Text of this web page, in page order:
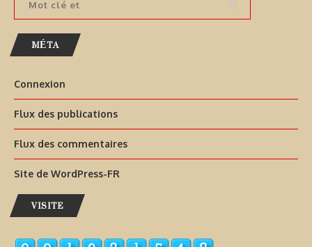
MÉTA
Connexion
Flux des publications
Flux des commentaires
Site de WordPress-FR
VISITE